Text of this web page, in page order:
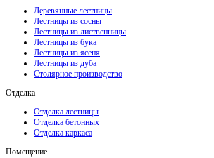
Деревянные лестницы
Лестницы из сосны
Лестницы из лиственницы
Лестницы из бука
Лестницы из ясеня
Лестницы из дуба
Столярное производство
Отделка
Отделка лестницы
Отделка бетонных
Отделка каркаса
Помещение